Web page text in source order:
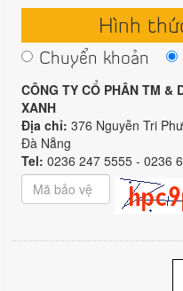
Hình
Chuyển khoản
CÔNG TY CỔ PHÂN TM &
XANH
Địa chỉ: 376 Nguyễn Tri
Đà Nẵng
Tel: 0236 247 5555 - 0236